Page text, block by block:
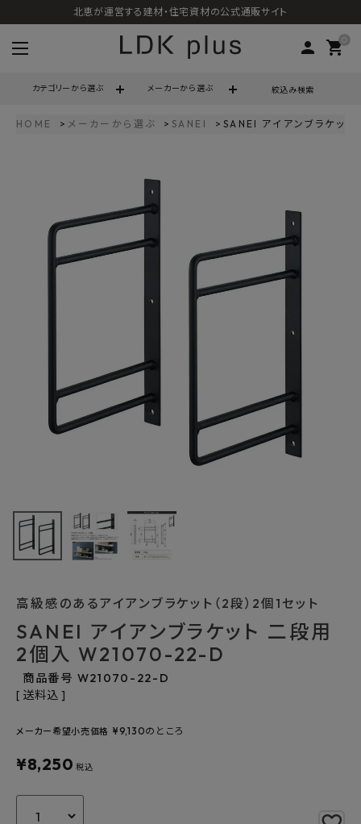
北恵が運営する建材・住宅資材の公式通販サイト
person 0
shopping_cart
カテゴリーから選ぶ メーカーから選ぶ 絞込み検索
06-6121-9302
営業時間 - 10:00～17:00（定休日 - 土日祝）
ACCOUNT MENU
最近チェックした商品
2個入 W21070-
8,250円 (税込)
FAX注文はこちらから
カテゴリーから選ぶ
メーカーから選ぶ
ご利用ガイド
よくあるご質問
お問い合わせ
メルマガ登録
HOME メーカーから選ぶ SANEI SANEI アイアンブラケ
高級感のあるアイアンブラケット（2段）2個1セット
SANEI アイアンブラケット 二段用
2個入 W21070-22-D
商品番号 W21070-22-D
送料込
メーカー希望小売価格 ¥9,130のところ
¥8,250 税込